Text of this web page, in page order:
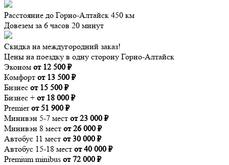
Расстояние до Горно-Алтайск 450 км
Довезем за 6 часов 20 минут
Скидка на междугородний заказ!
Цены на поездку в одну сторону Горно-Алтайск
Эконом от 12 500 ₽
Комфорт от 13 500 ₽
Бизнес от 15 500 ₽
Бизнес + от 18 000 ₽
Premier от 51 900 ₽
Минивэн 5-7 мест от 23 000 ₽
Минивэн 8 мест от 26 000 ₽
Автобус 11 мест от 30 000 ₽
Автобус 15-18 мест от 40 000 ₽
Premium minibus от 72 000 ₽